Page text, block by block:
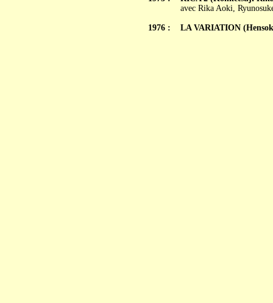
1976 :
avec Rika Aoki,
LA VARIATION